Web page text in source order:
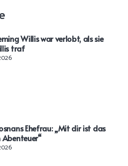
Willis war verlobt, als sie
traf
Ehefrau: „Mit dir ist das
Abenteuer“